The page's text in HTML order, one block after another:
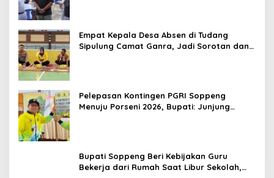
Empat Kepala Desa Absen di Tudang
Sipulung Camat Ganra, Jadi Sorotan dan
Pelepasan Kontingen PGRI Soppeng
Menuju Porseni 2026, Bupati: Junjung
Bupati Soppeng Beri Kebijakan Guru
Bekerja dari Rumah Saat Libur Sekolah,